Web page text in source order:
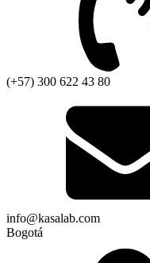
(+57) 300 622 43 80
info@kasalab.com
Bogotá